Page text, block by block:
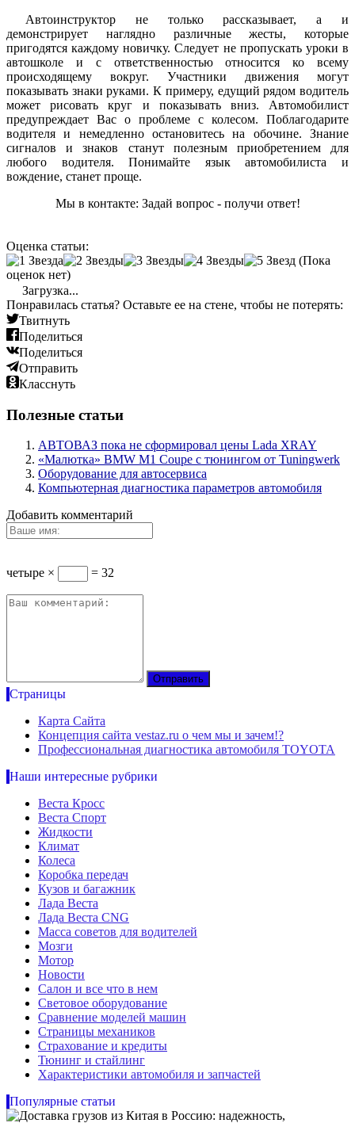
Автоинструктор не только рассказывает, а и
демонстрирует наглядно различные жесты, которые
пригодятся каждому новичку. Следует не пропускать уроки в
автошколе и с ответственностью относится ко всему
происходящему вокруг. Участники движения могут
показывать знаки руками. К примеру, едущий рядом водитель
может рисовать круг и показывать вниз. Автомобилист
предупреждает Вас о проблеме с колесом. Поблагодарите
водителя и немедленно остановитесь на обочине. Знание
сигналов и знаков станут полезным приобретением для
любого водителя. Понимайте язык автомобилиста и
вождение, станет проще.
Мы в контакте: Задай вопрос - получи ответ!
Оценка статьи:
(Пока
оценок нет)
Загрузка...
Понравилась статья? Оставьте ее на стене, чтобы не потерять:
Твитнуть
Поделиться
Поделиться
Отправить
Класснуть
Полезные статьи
АВТОВАЗ пока не сформировал цены Lada XRAY
«Малютка» BMW M1 Coupe с тюнингом от Tuningwerk
Оборудование для автосервиса
Компьютерная диагностика параметров автомобиля
Добавить комментарий
четыре × = 32
Страницы
Карта Сайта
Концепция сайта vestaz.ru о чем мы и зачем!?
Профессиональная диагностика автомобиля TOYOTA
Наши интересные рубрики
Веста Кросс
Веста Спорт
Жидкости
Климат
Колеса
Коробка передач
Кузов и багажник
Лада Веста
Лада Веста CNG
Масса советов для водителей
Мозги
Мотор
Новости
Салон и все что в нем
Световое оборудование
Сравнение моделей машин
Страницы механиков
Страхование и кредиты
Тюнинг и стайлинг
Характеристики автомобиля и запчастей
Популярные статьи